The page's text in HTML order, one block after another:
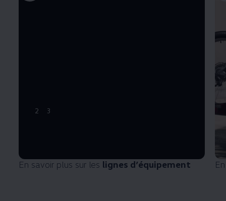
2 3
En savoir plus sur les lignes d’équipement